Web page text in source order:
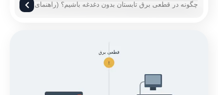
چگونه در قطعی برق تابستان بدون دغدغه باشیم؟ (راهنمای